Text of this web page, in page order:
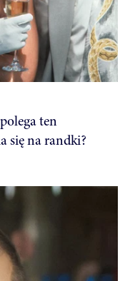
ten
się na randki?